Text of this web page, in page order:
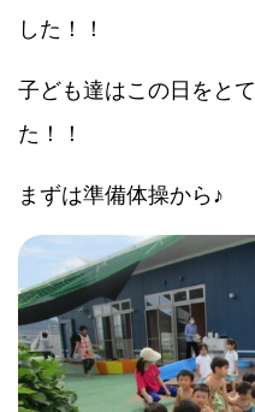
した！！
子ども達はこの日をと
た！！
まずは準備体操から♪